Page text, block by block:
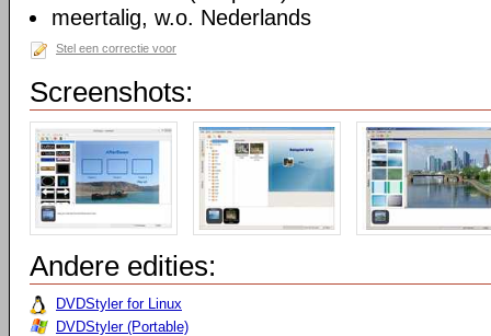
meertalig, w.o. Nederlands
Stel een correctie voor
Screenshots:
Andere edities:
DVDStyler for Linux
DVDStyler (Portable)